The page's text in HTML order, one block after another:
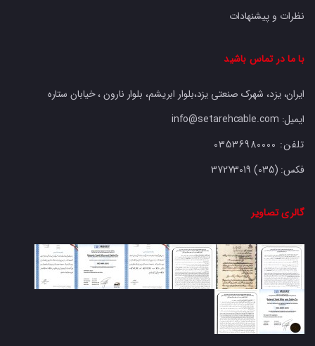
نظرات و پیشنهادات
با ما در تماس باشید
ایران، یزد، شهرک صنعتی یزد،بلوار ابریشم، بلوار نارون ، خیابان ستاره
ایمیل: info@setarehcable.com
تلفن: 03536980000
فکس: 37273019 (035)
گالری تصاویر